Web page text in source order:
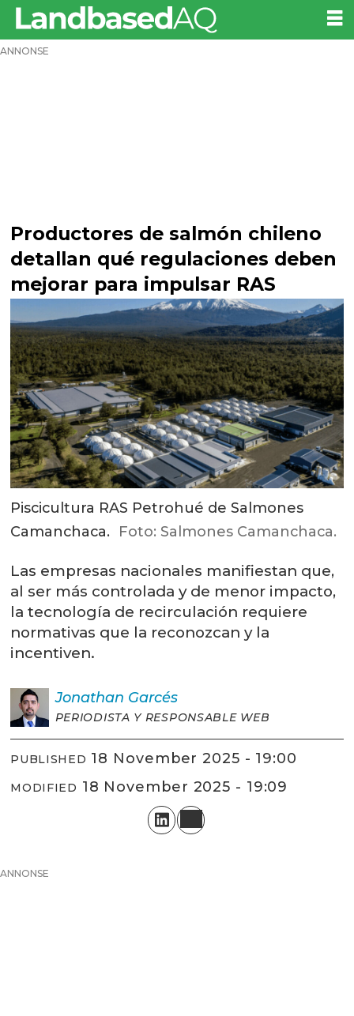
ANNONSE
Productores de salmón chileno
detallan qué regulaciones deben
mejorar para impulsar RAS
Piscicultura RAS Petrohué de Salmones
Camanchaca. Foto: Salmones Camanchaca.
Las empresas nacionales manifiestan que,
al ser más controlada y de menor impacto,
la tecnología de recirculación requiere
normativas que la reconozcan y la
incentiven.
Jonathan Garcés
PERIODISTA Y RESPONSABLE WEB
PUBLISHED 18 November 2025 - 19:00
MODIFIED 18 November 2025 - 19:09
ANNONSE